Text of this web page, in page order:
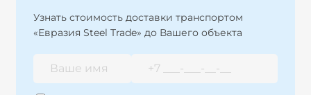
Узнать стоимость доставки транспортом
«Евразия Steel Trade» до Вашего объекта